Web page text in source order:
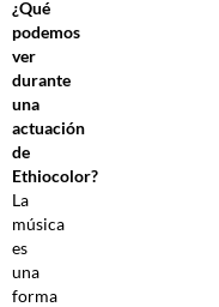
¿Qué
podemos
ver
durante
una
actuación
de
Ethiocolor?
La
música
es
una
forma